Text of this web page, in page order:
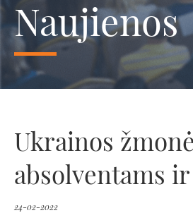
Naujienos
Ukrainos
absolventams
24-02-2022